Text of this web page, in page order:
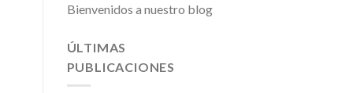
Bienvenidos a nuestro blog
ÚLTIMAS
PUBLICACIONES